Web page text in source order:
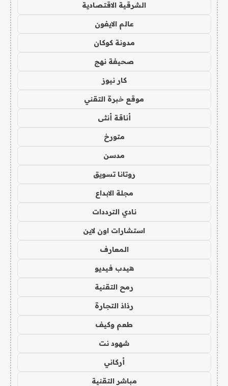
الشرقية الاقتصادية
عالم الايفون
مدونة كوكان
صحيفة نهج
كار نيوز
موقع خبرة التقني
أناقة أنثى
متورخ
مدسن
روتانا تسويق
مجلة الابداع
نادي الترددات
استشارات اون لاين
المعارف
هيدب فيديو
رمح التقنية
رذاذ التجارة
طعم وكيف
شهود نت
أركاني
مباشر التقنية